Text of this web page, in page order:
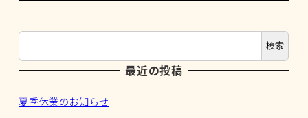
検索
最近の投稿
夏季休業のお知らせ